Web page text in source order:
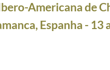
Especial de Macau. 10 a 18
Americana de
Espanha - 13